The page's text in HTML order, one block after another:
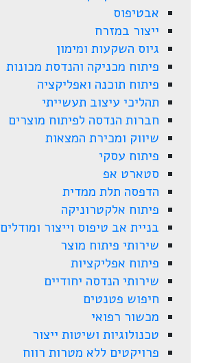
אבטיפוס
ייצור במזרח
גיוס השקעות ומימון
פיתוח מכניקה והנדסת מכונות
פיתוח תוכנה ואפליקציה
תהליכי עיצוב תעשייתי
חברות הנדסה לפיתוח מוצרים
שיווק ומכירת המצאות
פיתוח עסקי
סטארט אפ
הדפסה תלת ממדית
פיתוח אלקטרוניקה
בניית אב טיפוס וייצור ומודלים
שירותי פיתוח מוצר
פיתוח אפליקציות
שירותי הנדסה יחודיים
חיפוש פטנטים
מכשור רפואי
טכנולוגיות ושיטות ייצור
פרויקטים ללא מטרות רווח